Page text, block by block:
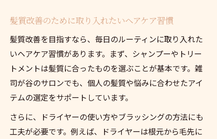
髪質改善のために取り入れたいヘアケア習慣
髪質改善を目指すなら、毎日のルーティンに取り入れた
いヘアケア習慣があります。まず、シャンプーやトリー
トメントは髪質に合ったものを選ぶことが基本です。雑
司が谷のサロンでも、個人の髪質や悩みに合わせたアイ
テムの選定をサポートしています。
さらに、ドライヤーの使い方やブラッシングの方法にも
工夫が必要です。例えば、ドライヤーは根元から毛先に